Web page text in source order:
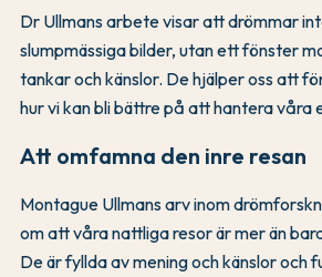
Dr Ullmans arbete visar att drömmar
slumpmässiga bilder, utan ett fönster
tankar och känslor. De hjälper oss att
hur vi kan bli bättre på att hantera våra
Att omfamna den inre resan
Montague Ullmans arv inom
om att våra nattliga resor är mer än
De är fyllda av mening och känslor och